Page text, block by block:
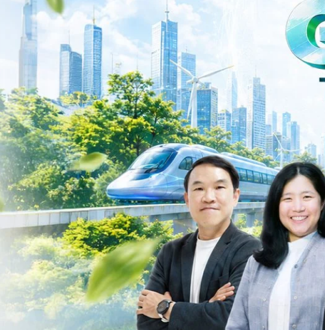
ครบรอบ 6 ปี สำนักข่าว TODAY จัดงาน SUSTAIN CITY: THE GREEN TRANSITION เวทีแลก
เกี่ยวกับการเปลี่ยนผ่านสู่เศรษฐกิจและสังคมสีเขียว พร้อมนำเสนอแนวทางที่สามารถนำไป
จริง จากผู้แทนภาครัฐ ภาคธุรกิจ และผู้เชี่ยวชาญในหลากหลายสาขา ผ่านประเด็นสำคัญว่า
วรปรับตัวอย่างไร ? เพื่อเดินหน้าสู่ความยั่งยืนและบรรลุเป้าหมาย Net Zero อย่างเป็นรูปธรรม
าครัฐ ภาคธุรกิจ การเงิน และพลังงาน Green Transitioning: Shifting Systemพลิกโครงสร้าง
ห่วงโซ่คุณค่า และเชื่อมโยงนโยบายกับเทคโนโลยี เพื่อขับเคลื่อนประเทศไทยสู่เศรษฐกิจสีเขียว
ารย์ ดร. ยศชนัน วงศ์สวัสดิ์รองนายกรัฐมนตรีและรัฐมนตรีว่าการกระทรวงการอุดมศึกษา
จัยและนวัตกรรม Green Transitioning: Decarbonize Unlockร่วมสำรวจแนวทางที่ภาคธุรกิจ
Tech มาใช้เพื่อลดการปล่อยคาร์บอน และเดินหน้าสู่เป้าหมาย Net Zero พบกับ คุณปัณ
รานนท์ รองประธานกรรมการบริหาร ฝ่ายวิศวกรรมโครงสร้างบริษัท…
วลจันทร์ | 2 days ago
News
Life
Environment
Health
People
Trends
Wellness
SOCIAL MEDIA
Instagram
Facebook